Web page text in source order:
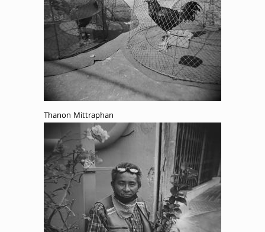
Thanon Mittraphan